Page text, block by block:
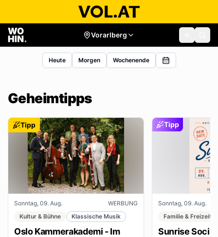
Vorarlberg
Heute Morgen Wochenende
Geheimtipps
Tipp
Sonntag, 09. Aug.
WERBUNG
Kultur & Bühne
Klassische Musik
Oslo Kammerakademi - Im
Tipp
Sonntag, 09. Aug.
Familie & Freizeit
Sunrise